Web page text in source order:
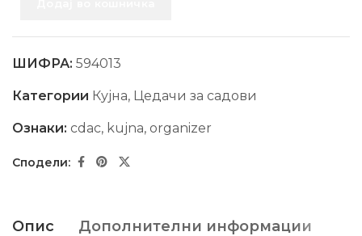
ШИФРА: 594013
Категории Кујна, Цедачи за садови
Ознаки: cdac, kujna, organizer
Опис Дополнителни информации